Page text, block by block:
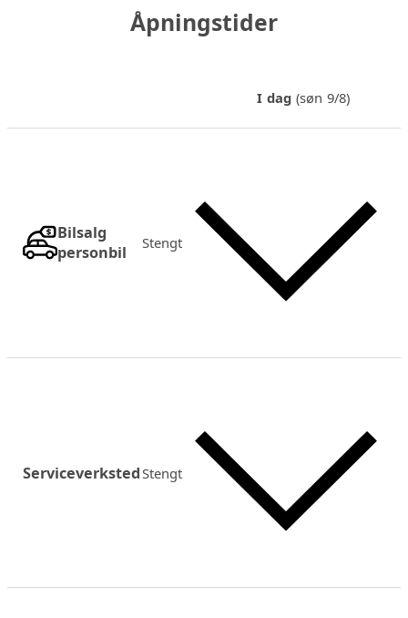
Åpningstider
I dag (søn 9/8)
Bilsalg
personbil
Stengt
ServiceverkstedStengt